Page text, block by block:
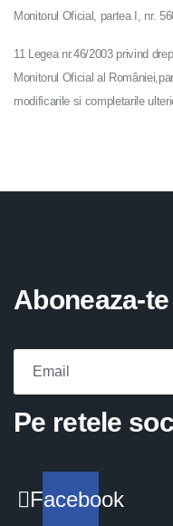
Monitorul Oficial, partea I, nr.
11 Legea nr.46/2003 privind
Monitorul Oficial al
modificarile si completarile
Aboneaza-
Pe retele
Facebook